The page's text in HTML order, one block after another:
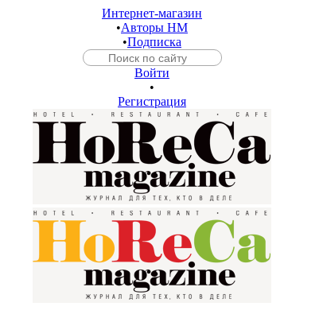
Интернет-магазин
•Авторы HM
•Подписка
Войти
•
Регистрация